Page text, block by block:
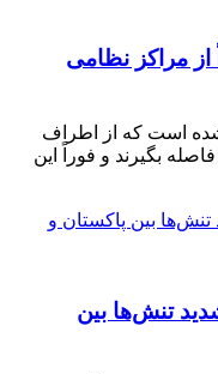
مراکز نظامی
است که از اطراف
بگیرند و فوراً این
تنش‌ها بین